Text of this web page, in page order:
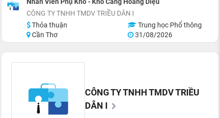
CÔNG TY TNHH TMDV TRIỀU DÂN I
Thỏa thuận
Trung học Phổ thông
Cần Thơ
31/08/2026
CÔNG TY TNHH TMDV TRIỀU
DÂN I